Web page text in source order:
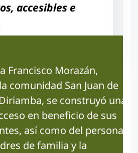
accesibles e
Francisco Morazán,
comunidad San Juan de
se construyó una
en beneficio de sus
así como del personal
de familia y la